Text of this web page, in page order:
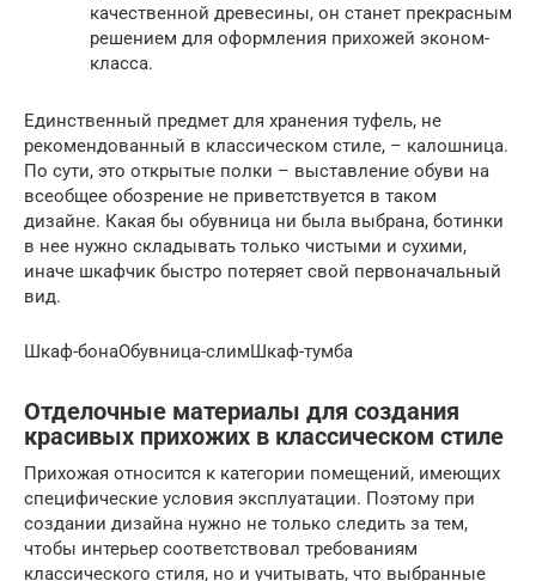
качественной древесины, он станет прекрасным
решением для оформления прихожей эконом-
класса.
Единственный предмет для хранения туфель, не
рекомендованный в классическом стиле, – калошница.
По сути, это открытые полки – выставление обуви на
всеобщее обозрение не приветствуется в таком
дизайне. Какая бы обувница ни была выбрана, ботинки
в нее нужно складывать только чистыми и сухими,
иначе шкафчик быстро потеряет свой первоначальный
вид.
Шкаф-бонаОбувница-слимШкаф-тумба
Отделочные материалы для создания
красивых прихожих в классическом стиле
Прихожая относится к категории помещений, имеющих
специфические условия эксплуатации. Поэтому при
создании дизайна нужно не только следить за тем,
чтобы интерьер соответствовал требованиям
классического стиля, но и учитывать, что выбранные